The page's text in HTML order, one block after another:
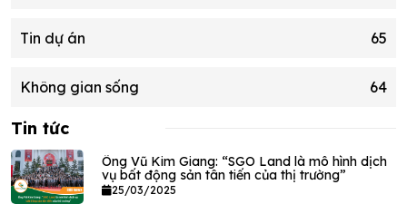
Tin dự án 65
Không gian sống 64
Tin tức
Ông Vũ Kim Giang: “SGO Land là mô hình dịch
vụ bất động sản tân tiến của thị trường”
25/03/2025